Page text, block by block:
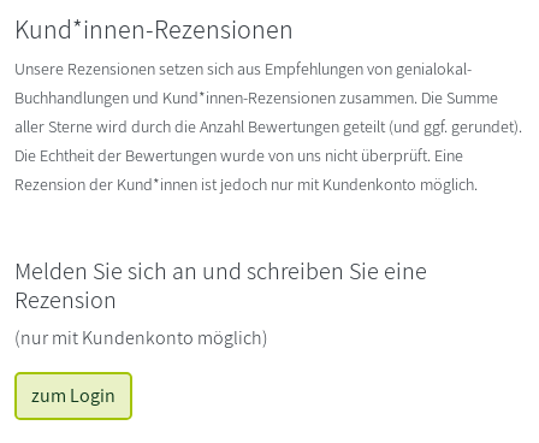
Kund*innen-Rezensionen
Unsere Rezensionen setzen sich aus Empfehlungen von genialokal-
Buchhandlungen und Kund*innen-Rezensionen zusammen. Die Summe
aller Sterne wird durch die Anzahl Bewertungen geteilt (und ggf. gerundet).
Die Echtheit der Bewertungen wurde von uns nicht überprüft. Eine
Rezension der Kund*innen ist jedoch nur mit Kundenkonto möglich.
Melden Sie sich an und schreiben Sie eine
Rezension
(nur mit Kundenkonto möglich)
zum Login